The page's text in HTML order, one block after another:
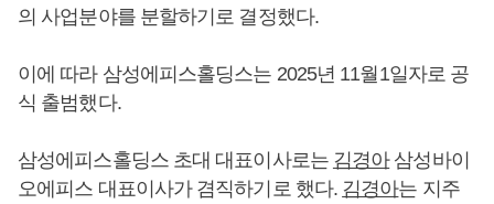
의 사업분야를 분할하기로 결정했다.
이에 따라 삼성에피스홀딩스는 2025년 11월1일자로 공
식 출범했다.
삼성에피스홀딩스 초대 대표이사로는 김경아삼성바이
오에피스 대표이사가 겸직하기로 했다. 김경아는 지주